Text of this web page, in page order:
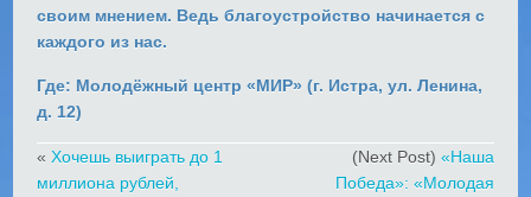
своим мнением. Ведь благоустройство начинается с
каждого из нас.
Где: Молодёжный центр «МИР» (г. Истра, ул. Ленина,
д. 12)
«Хочешь выиграть до 1
миллиона рублей,
(Next Post) «Наша
Победа»: «Молодая